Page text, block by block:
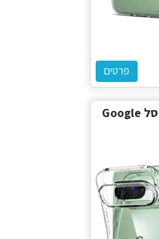
פרטים
כיסוי שקוף גוגל פיקסל Google